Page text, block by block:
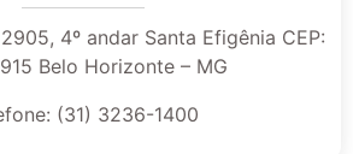
4º andar Santa Efigênia CEP:
Belo Horizonte – MG
(31) 3236-1400